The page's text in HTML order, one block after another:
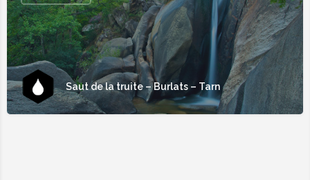
Saut de la truite – Burlats – Tarn